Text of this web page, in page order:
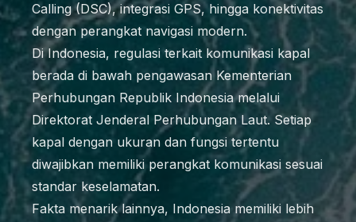
Calling (DSC), integrasi GPS, hingga konektivitas
dengan perangkat navigasi modern.
Di Indonesia, regulasi terkait komunikasi kapal
berada di bawah pengawasan Kementerian
Perhubungan Republik Indonesia melalui
Direktorat Jenderal Perhubungan Laut. Setiap
kapal dengan ukuran dan fungsi tertentu
diwajibkan memiliki perangkat komunikasi sesuai
standar keselamatan.
Fakta menarik lainnya, Indonesia memiliki lebih